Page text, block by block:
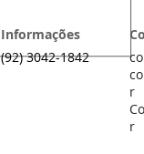
Informações
(92) 3042-1842
r
r